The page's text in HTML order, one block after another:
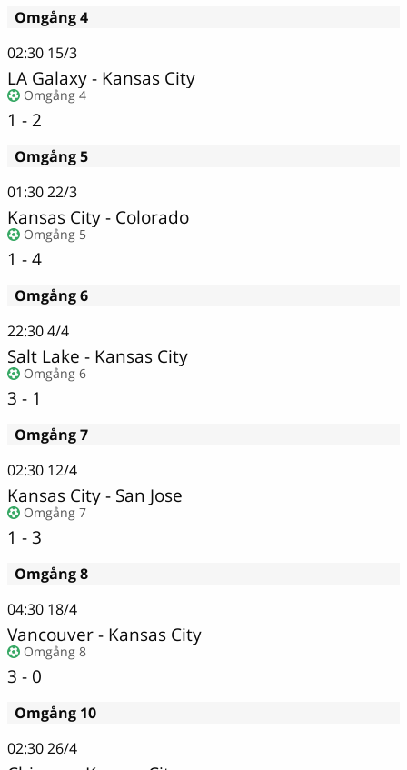
Omgång 4
02:30 15/3
LA Galaxy- Kansas City
Omgång 4
1 - 2
Omgång 5
01:3022/3
Kansas City- Colorado
Omgång 5
1 - 4
Omgång 6
22:304/4
Salt Lake - Kansas City
Omgång 6
3 - 1
Omgång 7
02:30 12/4
Kansas City- San Jose
Omgång 7
1 - 3
Omgång 8
04:30 18/4
Vancouver- Kansas City
Omgång 8
3 - 0
Omgång 10
02:3026/4